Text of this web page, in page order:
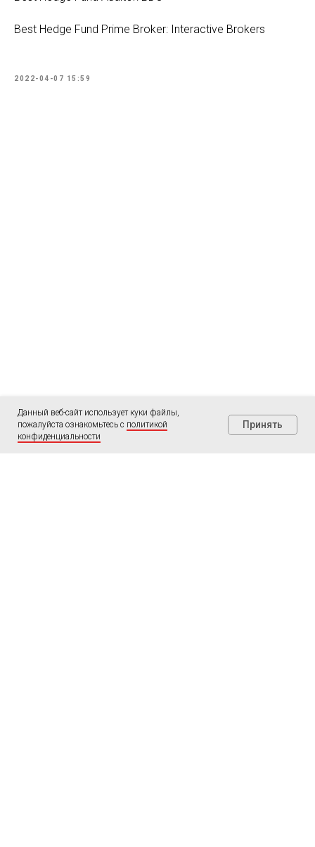
Best Hedge Fund Prime Broker: Interactive Brokers
2022-04-07 15:59
Данный веб-сайт использует куки файлы,
пожалуйста ознакомьтесь с политикой
конфиденциальности
Принять